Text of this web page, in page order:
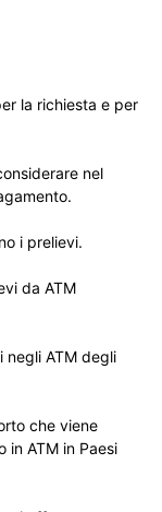
la richiesta e per
nel
i prelievi.
da ATM
negli ATM degli
che viene
in ATM in Paesi